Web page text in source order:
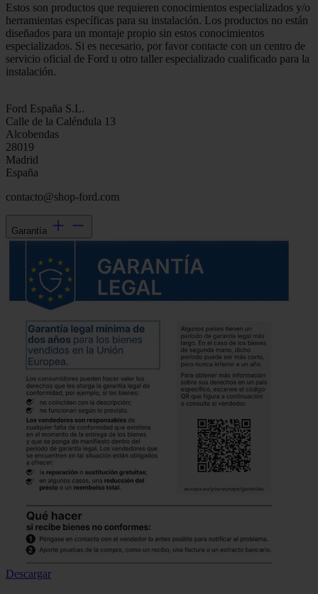
Estos son productos que requieren conocimientos especializados y/o
herramientas específicas para su instalación. Los productos no están
diseñados para un montaje propio sin estos conocimientos
especializados. Si es necesario, por favor contacte con un centro de
servicio oficial de Ford u otro taller especializado cualificado para la
instalación.
Ford España S.L.
Calle de la Caléndula 13
Alcobendas
28019
Madrid
España
contacto@shop-ford.com
Garantía
Descargar